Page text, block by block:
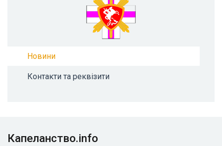
Новини
Контакти та реквізити
Капеланство.info